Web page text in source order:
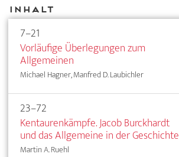
Inhalt
7–21
Vorläufige Überlegungen zum
Allgemeinen
Michael Hagner, Manfred D. Laubichler
23–72
Kentaurenkämpfe. Jacob Burckhardt
und das Allgemeine in der Geschichte
Martin A. Ruehl